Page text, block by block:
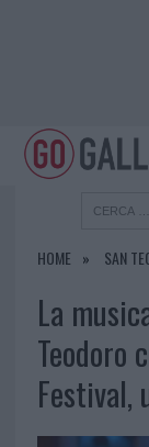
HOME SAN
La
Teodoro
Festival,